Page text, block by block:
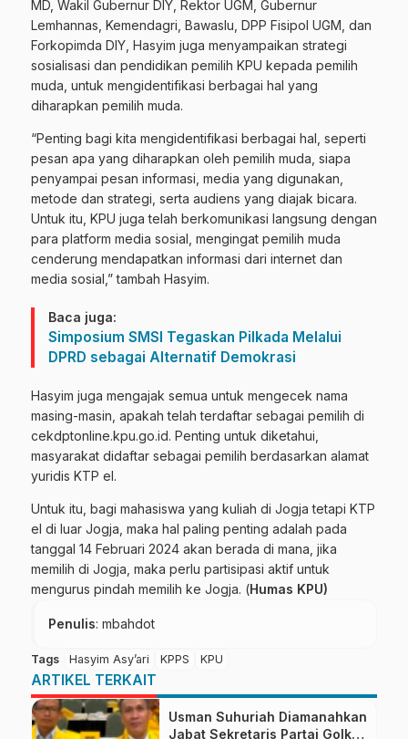
MD, Wakil Gubernur DIY, Rektor UGM, Gubernur
Lemhannas, Kemendagri, Bawaslu, DPP Fisipol UGM, dan
Forkopimda DIY, Hasyim juga menyampaikan strategi
sosialisasi dan pendidikan pemilih KPU kepada pemilih
muda, untuk mengidentifikasi berbagai hal yang
diharapkan pemilih muda.
“Penting bagi kita mengidentifikasi berbagai hal, seperti
pesan apa yang diharapkan oleh pemilih muda, siapa
penyampai pesan informasi, media yang digunakan,
metode dan strategi, serta audiens yang diajak bicara.
Untuk itu, KPU juga telah berkomunikasi langsung dengan
para platform media sosial, mengingat pemilih muda
cenderung mendapatkan informasi dari internet dan
media sosial,” tambah Hasyim.
Baca juga:
Simposium SMSI Tegaskan Pilkada Melalui
DPRD sebagai Alternatif Demokrasi
Hasyim juga mengajak semua untuk mengecek nama
masing-masin, apakah telah terdaftar sebagai pemilih di
cekdptonline.kpu.go.id. Penting untuk diketahui,
masyarakat didaftar sebagai pemilih berdasarkan alamat
yuridis KTP el.
Untuk itu, bagi mahasiswa yang kuliah di Jogja tetapi KTP
el di luar Jogja, maka hal paling penting adalah pada
tanggal 14 Februari 2024 akan berada di mana, jika
memilih di Jogja, maka perlu partisipasi aktif untuk
mengurus pindah memilih ke Jogja. (Humas KPU)
Penulis: mbahdot
Tags Hasyim Asy’ari KPPS KPU
ARTIKEL TERKAIT
Usman Suhuriah Diamanahkan
Jabat Sekretaris Partai Golkar